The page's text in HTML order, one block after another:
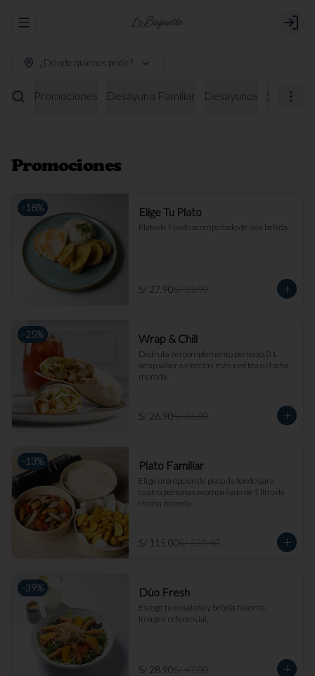
Abrir menu de navegación Login
¿Dónde quieres pedir?
Promociones Desayuno Familiar Desayunos
Promociones
-18% Elige Tu Plato
Plato de Fondo acompañado de una bebida
S/ 27.90S/ 33.90
-25% Wrap & Chill
Disfruta del complemento perfecto, 01
wrap sabor a elección más iced tea o chicha
morada.
S/ 26.90S/ 36.00
-13% Plato Familiar
Elige una opción de plato de fondo para
cuatro personas acompañado de 1 litro de
chicha morada.
S/ 115.00S/ 131.60
-39% Dúo Fresh
Escoge tu ensalada y bebida favorita.
Imagen referencial.
S/ 28.90S/ 47.00